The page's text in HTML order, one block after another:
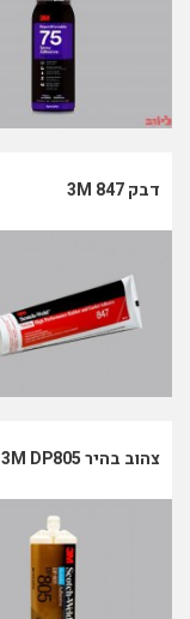
דבק 3M 847
צהוב בהיר 3M DP805